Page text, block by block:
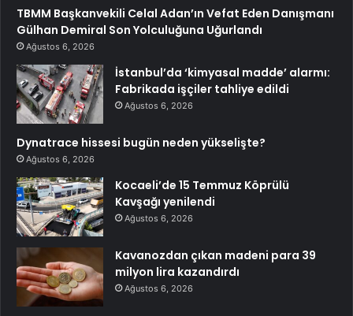
TBMM Başkanvekili Celal Adan’ın Vefat Eden Danışmanı
Gülhan Demiral Son Yolculuğuna Uğurlandı
Ağustos 6, 2026
İstanbul’da ‘kimyasal madde’ alarmı:
Fabrikada işçiler tahliye edildi
Ağustos 6, 2026
Dynatrace hissesi bugün neden yükselişte?
Ağustos 6, 2026
Kocaeli’de 15 Temmuz Köprülü
Kavşağı yenilendi
Ağustos 6, 2026
Kavanozdan çıkan madeni para 39
milyon lira kazandırdı
Ağustos 6, 2026